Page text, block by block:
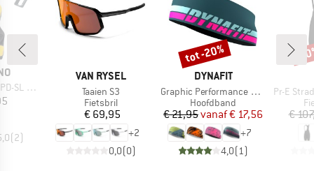
SH 11
(2)
MERK
VAN RYSEL
Artikel
Taaien S3
Productgroep
Fietsbril
Prijs
€ 69,95
+2
0,0(0)
MERK
DYNAFIT
Artikel
Graphic Performance Headband
Productgroep
Hoofdband
Prijs
€ 21,95 Verlaagde prijs
vanaf€ 17,56
+7
4,0(1 )
Korting
tot -20%
Artikel
Pr-E
€
-